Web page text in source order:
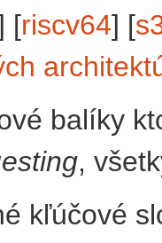
[riscv64] [
balíky
,
kľúčové